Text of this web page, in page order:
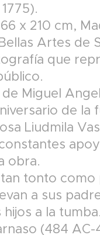
x 210 cm,
Artes de
que
Miguel
de la
Liudmila
obra.
tonto
a sus
a la tumba.
(484